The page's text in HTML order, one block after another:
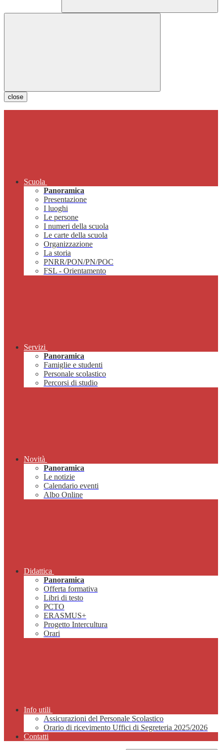
close
Scuola
Panoramica
Presentazione
I luoghi
Le persone
I numeri della scuola
Le carte della scuola
Organizzazione
La storia
PNRR/PON/PN/POC
FSL - Orientamento
Servizi
Panoramica
Famiglie e studenti
Personale scolastico
Percorsi di studio
Novità
Panoramica
Le notizie
Calendario eventi
Albo Online
Didattica
Panoramica
Offerta formativa
Libri di testo
PCTO
ERASMUS+
Progetto Intercultura
Orari
Info utili
Assicurazioni del Personale Scolastico
Orario di ricevimento Uffici di Segreteria 2025/2026
Contatti